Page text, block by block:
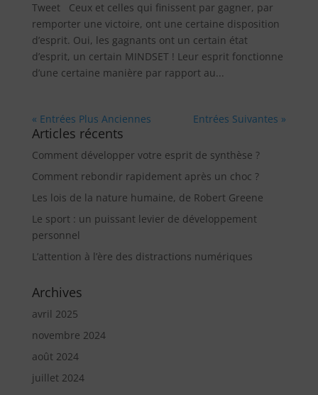
Tweet Ceux et celles qui finissent par gagner, par
remporter une victoire, ont une certaine disposition
d’esprit. Oui, les gagnants ont un certain état
d’esprit, un certain MINDSET ! Leur esprit fonctionne
d’une certaine manière par rapport au...
« Entrées Plus Anciennes Entrées Suivantes »
Articles récents
Comment développer votre esprit de synthèse ?
Comment rebondir rapidement après un choc ?
Les lois de la nature humaine, de Robert Greene
Le sport : un puissant levier de développement
personnel
L’attention à l’ère des distractions numériques
Archives
avril 2025
novembre 2024
août 2024
juillet 2024